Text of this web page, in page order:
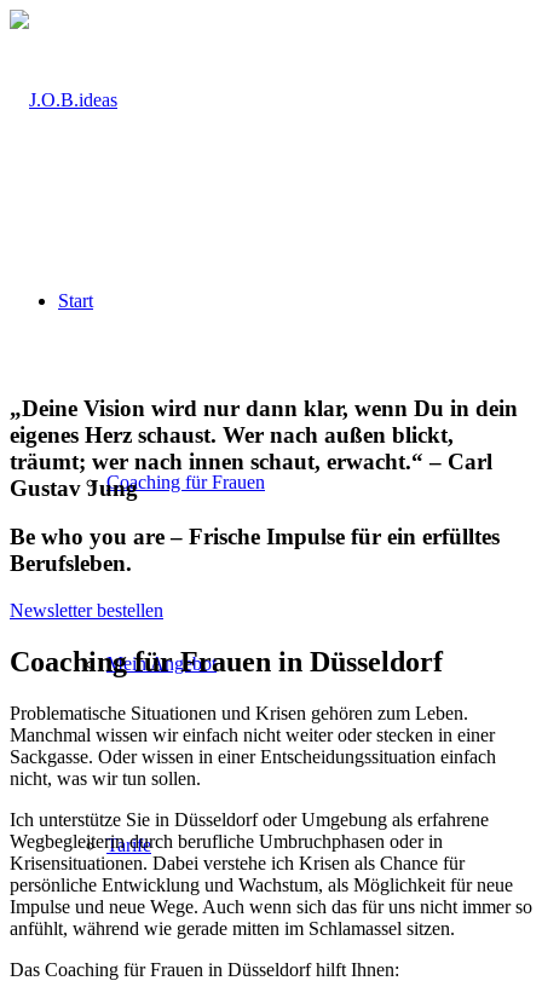
Start
Coaching für Frauen
Mein Angebot
Tarife
„Deine Vision wird nur dann klar, wenn Du in dein
eigenes Herz schaust. Wer nach außen blickt,
träumt; wer nach innen schaut, erwacht.“ – Carl
Gustav Jung
Be who you are – Frische Impulse für ein erfülltes
Berufsleben.
Newsletter bestellen
Coaching für Frauen in Düsseldorf
Problematische Situationen und Krisen gehören zum Leben.
Manchmal wissen wir einfach nicht weiter oder stecken in einer
Sackgasse. Oder wissen in einer Entscheidungssituation einfach
nicht, was wir tun sollen.
Ich unterstütze Sie in Düsseldorf oder Umgebung als erfahrene
Wegbegleiterin durch berufliche Umbruchphasen oder in
Krisensituationen. Dabei verstehe ich Krisen als Chance für
persönliche Entwicklung und Wachstum, als Möglichkeit für neue
Impulse und neue Wege. Auch wenn sich das für uns nicht immer so
anfühlt, während wie gerade mitten im Schlamassel sitzen.
Das Coaching für Frauen in Düsseldorf hilft Ihnen: